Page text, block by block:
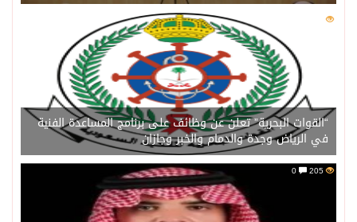
204
“القوات البحرية” تعلن عن وظائف على برنامج المساعدة الفنية
في الرياض وجدة والدمام والخبر وجازان
205